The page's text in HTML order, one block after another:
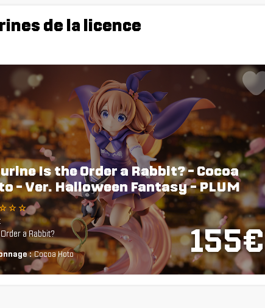
de la licence
155€
Is the Order a Rabbit? - Cocoa
- Ver. Halloween Fantasy - PLUM
☆ ☆
a Rabbit?
: Cocoa Hoto